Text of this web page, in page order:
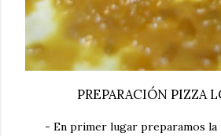
PREPARACIÓN PIZZA
- En primer lugar preparamos la